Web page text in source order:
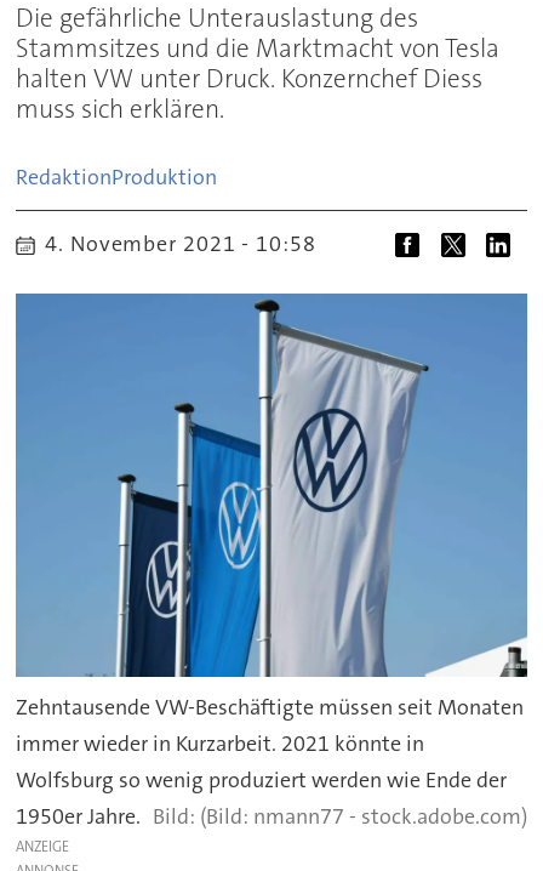
Die gefährliche Unterauslastung des
Stammsitzes und die Marktmacht von Tesla
halten VW unter Druck. Konzernchef Diess
muss sich erklären.
RedaktionProduktion
4. November 2021 - 10:58
Zehntausende VW-Beschäftigte müssen seit Monaten
immer wieder in Kurzarbeit. 2021 könnte in
Wolfsburg so wenig produziert werden wie Ende der
1950er Jahre.
(Bild: nmann77 - stock.adobe.com)
ANZEIGE